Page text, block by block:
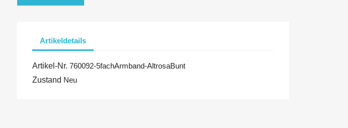
Artikeldetails
Artikel-Nr. 760092-5fachArmband-AltrosaBunt
Zustand Neu